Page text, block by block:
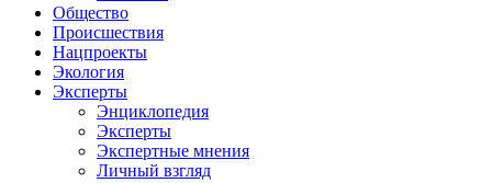
Общество
Происшествия
Нацпроекты
Экология
Эксперты
Энциклопедия
Эксперты
Экспертные мнения
Личный взгляд